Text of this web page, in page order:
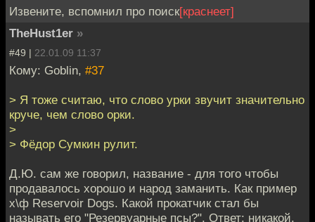
Извените, вспомнил про поиск[краснеет]
TheHust1er »
#49 | 22.01.09 11:37
Кому: Goblin, #37
> Я тоже считаю, что слово урки звучит значительно
круче, чем слово орки.
>
> Фёдор Сумкин рулит.
Д.Ю. сам же говорил, название - для того чтобы
продавалось хорошо и народ заманить. Как пример
х\ф Reservoir Dogs. Какой прокатчик стал бы
называть его "Резервуарные псы?". Ответ: никакой.